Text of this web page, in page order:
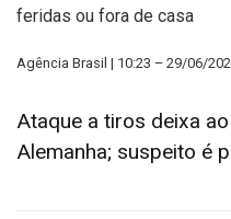
feridas ou fora de casa
Agência Brasil | 10:23 – 29/06/
Ataque a tiros deixa
Alemanha; suspeito é